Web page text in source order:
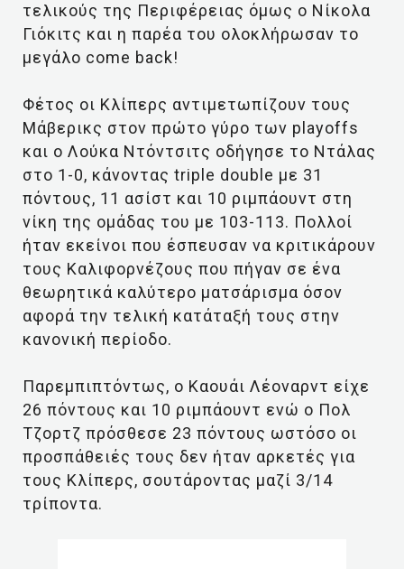
τελικούς της Περιφέρειας όμως ο Νίκολα
Γιόκιτς και η παρέα του ολοκλήρωσαν το
μεγάλο come back!
Φέτος οι Κλίπερς αντιμετωπίζουν τους
Μάβερικς στον πρώτο γύρο των playoffs
και ο Λούκα Ντόντσιτς οδήγησε το Ντάλας
στο 1-0, κάνοντας triple double με 31
πόντους, 11 ασίστ και 10 ριμπάουντ στη
νίκη της ομάδας του με 103-113. Πολλοί
ήταν εκείνοι που έσπευσαν να κριτικάρουν
τους Καλιφορνέζους που πήγαν σε ένα
θεωρητικά καλύτερο ματσάρισμα όσον
αφορά την τελική κατάταξή τους στην
κανονική περίοδο.
Παρεμπιπτόντως, ο Καουάι Λέοναρντ είχε
26 πόντους και 10 ριμπάουντ ενώ ο Πολ
Τζορτζ πρόσθεσε 23 πόντους ωστόσο οι
προσπάθειές τους δεν ήταν αρκετές για
τους Κλίπερς, σουτάροντας μαζί 3/14
τρίποντα.